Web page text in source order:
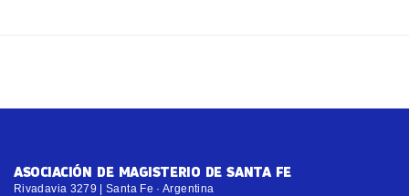
ASOCIACIÓN DE MAGISTERIO DE SANTA FE
Rivadavia 3279 | Santa Fe · Argentina